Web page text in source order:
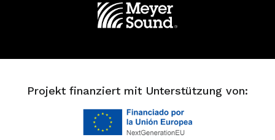
Projekt finanziert mit Unterstützung von: